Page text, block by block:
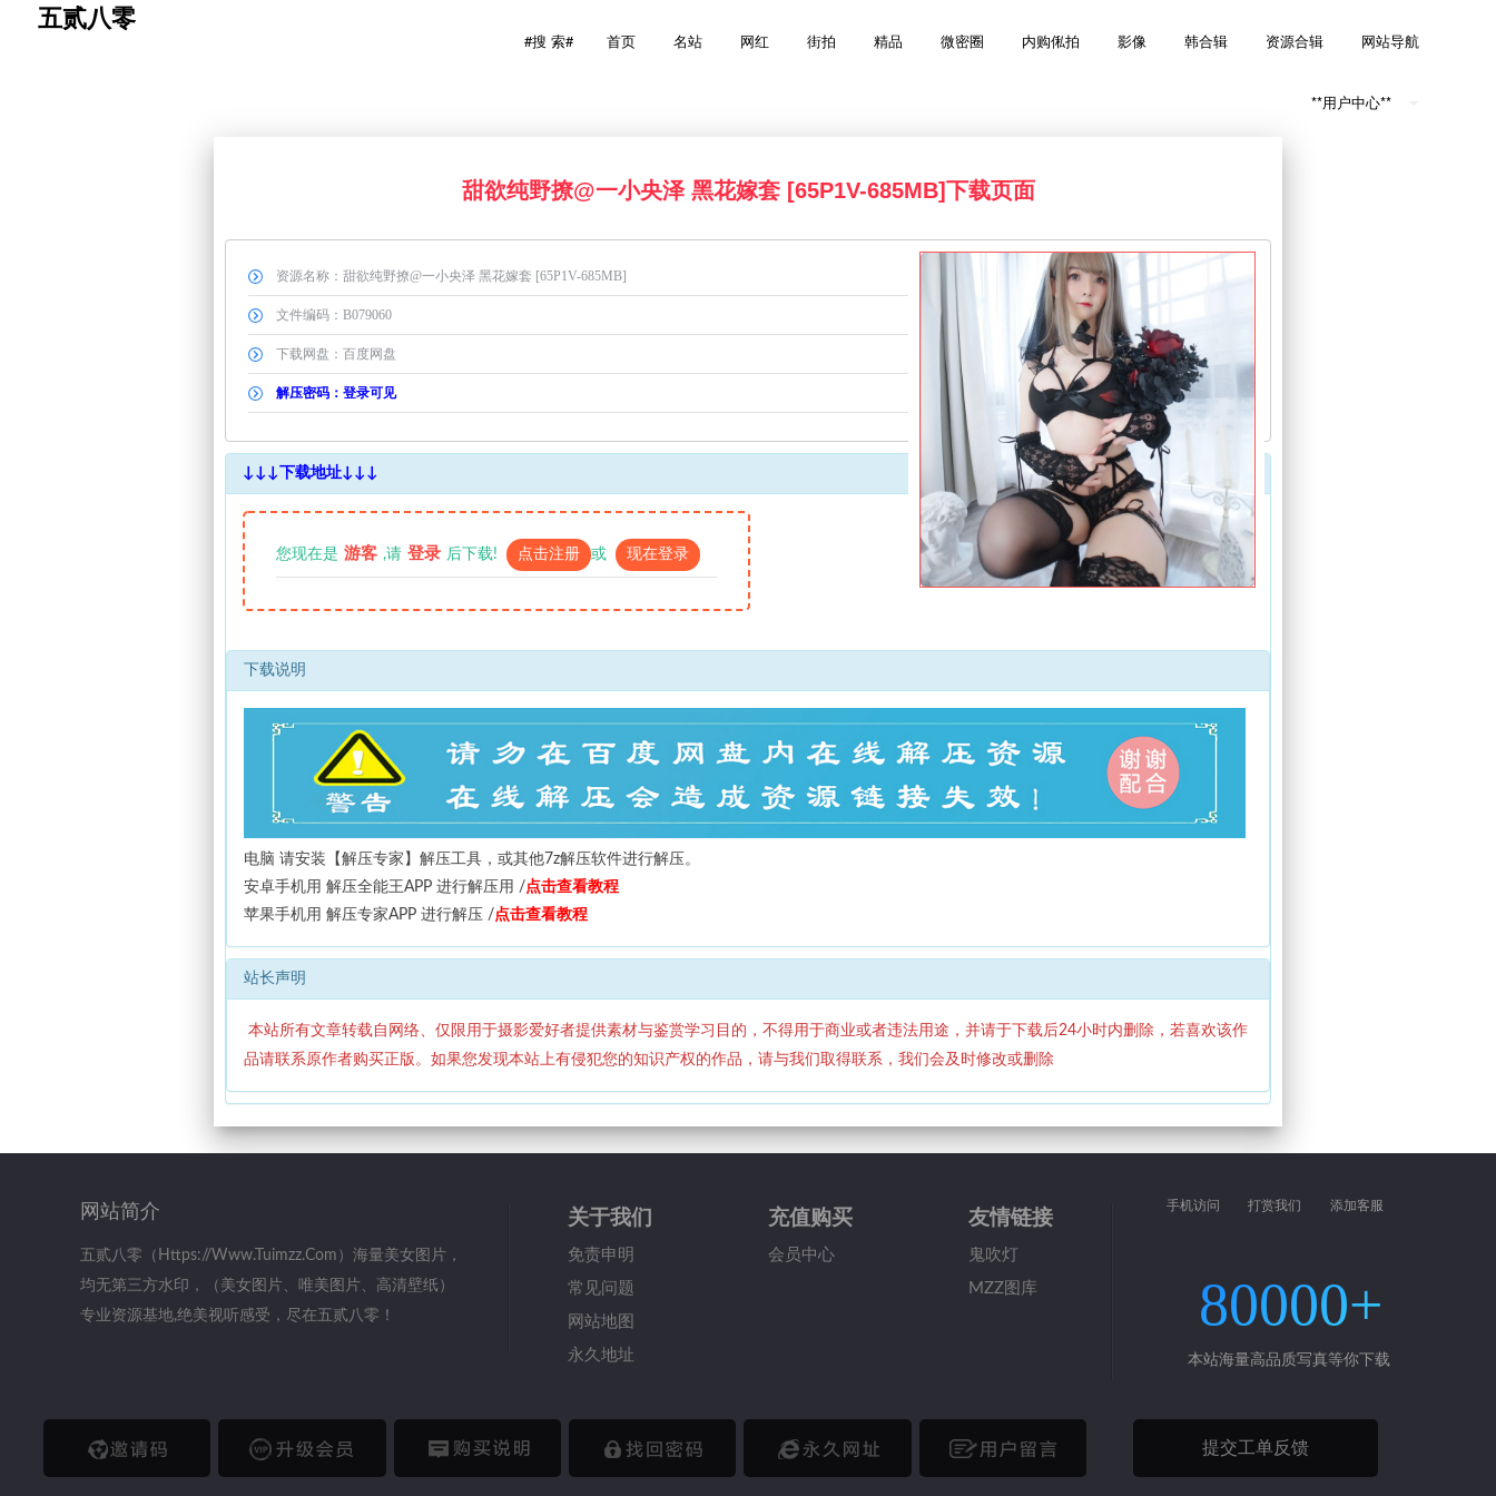
五贰八零
#搜 索#
Search
for:
首页 名站 网红 街拍 精品 微密圈 内购俬拍 影像 韩合辑 资源合辑 网站导航
**用户中心**
甜欲纯野撩@一小央泽 黑花嫁套 [65P1V-685MB]下载页面
资源名称：甜欲纯野撩@一小央泽 黑花嫁套 [65P1V-685MB]
文件编码：B079060
下载网盘：百度网盘
解压密码：登录可见
↓↓↓下载地址↓↓↓
您现在是 游客 ,请 登录 后下载! 点击注册 或 现在登录
下载说明
电脑 请安装【解压专家】解压工具，或其他7z解压软件进行解压。
安卓手机用 解压全能王APP 进行解压用 /点击查看教程
苹果手机用 解压专家APP 进行解压 /点击查看教程
站长声明
本站所有文章转载自网络、仅限用于摄影爱好者提供素材与鉴赏学习目的，不得用于商业或者违法用途，并请于下载后24小时内删除，若喜欢该作
品请联系原作者购买正版。如果您发现本站上有侵犯您的知识产权的作品，请与我们取得联系，我们会及时修改或删除
网站简介
五贰八零（https://www.tuimzz.com）海量美女图片，
均无第三方水印，（美女图片、唯美图片、高清壁纸）
专业资源基地,绝美视听感受，尽在五贰八零！
关于我们
免责申明
常见问题
网站地图
永久地址
充值购买
会员中心
友情链接
鬼吹灯
MZZ图库
手机访问 打赏我们 添加客服
80000+
本站海量高品质写真等你下载
提交工单反馈